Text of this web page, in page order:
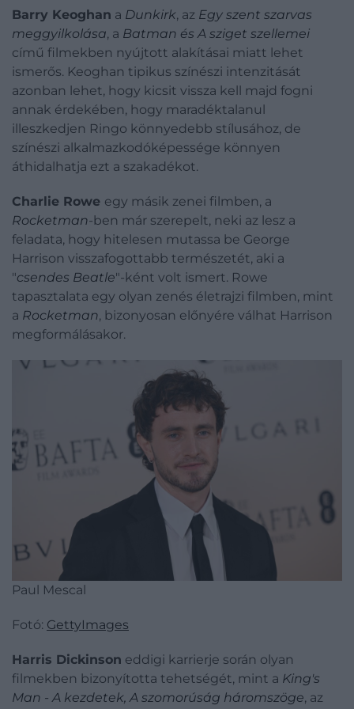
Barry Keoghan a Dunkirk, az Egy szent szarvas
meggyilkolása, a Batman és A sziget szellemei
című filmekben nyújtott alakításai miatt lehet
ismerős. Keoghan tipikus színészi intenzitását
azonban lehet, hogy kicsit vissza kell majd fogni
annak érdekében, hogy maradéktalanul
illeszkedjen Ringo könnyedebb stílusához, de
színészi alkalmazkodóképessége könnyen
áthidalhatja ezt a szakadékot.
Charlie Rowe egy másik zenei filmben, a
Rocketman-ben már szerepelt, neki az lesz a
feladata, hogy hitelesen mutassa be George
Harrison visszafogottabb természetét, aki a
"csendes Beatle"-ként volt ismert. Rowe
tapasztalata egy olyan zenés életrajzi filmben, mint
a Rocketman, bizonyosan előnyére válhat Harrison
megformálásakor.
Paul Mescal
Fotó: GettyImages
Harris Dickinson eddigi karrierje során olyan
filmekben bizonyította tehetségét, mint a King's
Man - A kezdetek, A szomorúság háromszöge, az